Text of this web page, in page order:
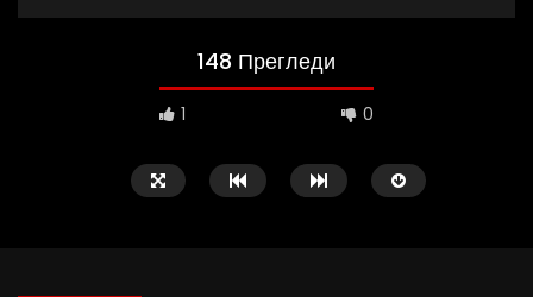
148 Прегледи
1 0